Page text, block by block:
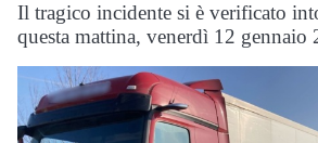
Il tragico incidente si è verificato
questa mattina, venerdì 12 gennaio